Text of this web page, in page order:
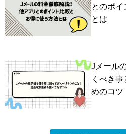
とのポ
とは
Jメール
くべき
めのコツ